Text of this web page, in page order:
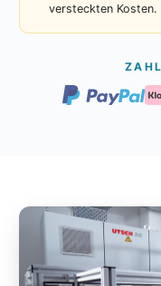
versteckten Kosten.